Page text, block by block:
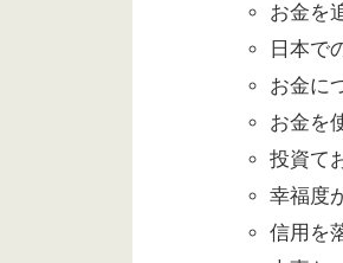
お金を
日本で
お金に
お金を
投資て
幸福度
信用を